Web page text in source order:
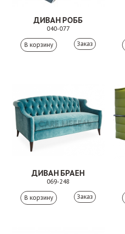
ДИВАН РОББ
040-077
Заказ
ДИВАН БРАЕН
069-248
Заказ